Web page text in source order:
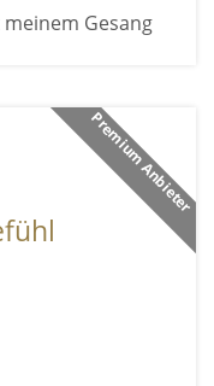
Gesang
Premium Anbieter